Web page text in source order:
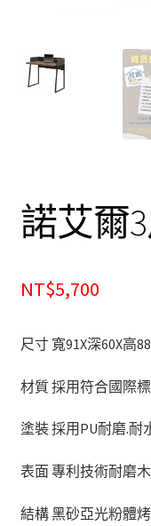
餐桌&餐椅
餐櫃&收納櫃
雙人床＆單人
衣櫃&衣櫥
床頭箱/床頭片
化妝台
床頭櫃
諾艾爾
NT$5,700
尺寸 寬91X深60X高
材質 採用符合國際
塗裝 採用PU耐磨.耐
表面 專利技術耐磨
結構 黑砂亞光粉體